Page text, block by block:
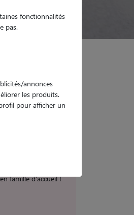
famille d'accueil !
fonctionnalités
pas.
annonces
les produits.
pour afficher un